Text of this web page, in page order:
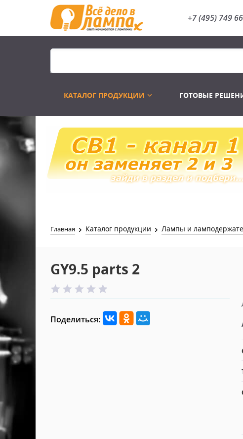
+7 (495) 749
КАТАЛОГ ПРОДУКЦИИ
Распродажа Лампы
ГОТОВЫЕ
Главная Каталог продукции Лампы и
GY9.5 parts 2
Поделиться: